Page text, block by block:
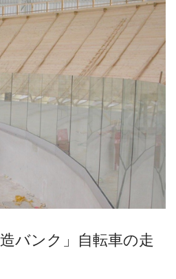
バンク」自転車の走